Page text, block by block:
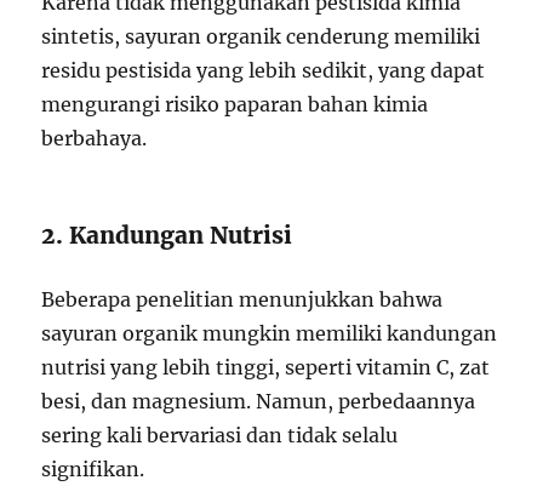
sintetis, sayuran organik cenderung memiliki
residu pestisida yang lebih sedikit, yang dapat
mengurangi risiko paparan bahan kimia
berbahaya.
2. Kandungan Nutrisi
Beberapa penelitian menunjukkan bahwa
sayuran organik mungkin memiliki kandungan
nutrisi yang lebih tinggi, seperti vitamin C, zat
besi, dan magnesium. Namun, perbedaannya
sering kali bervariasi dan tidak selalu
signifikan.